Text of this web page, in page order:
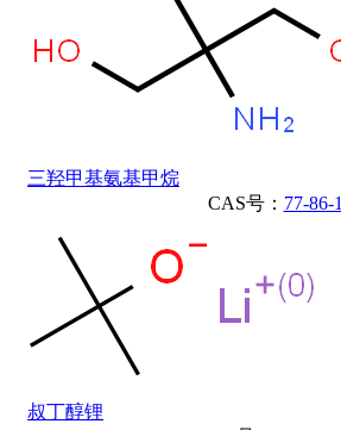
三羟甲基氨基甲烷
CAS号： 77-86-1
叔丁醇锂